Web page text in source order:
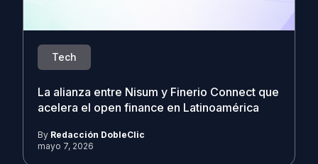
Tech
La alianza entre Nisum y Finerio Connect que
acelera el open finance en Latinoamérica
By Redacción DobleClic
mayo 7, 2026